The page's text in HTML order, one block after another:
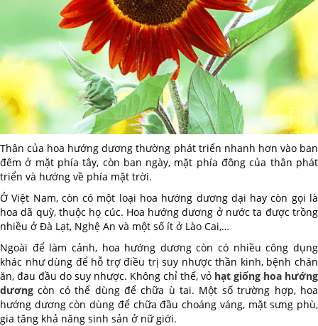
Thân của hoa hướng dương thường phát triển nhanh hơn vào ban
đêm ở mặt phía tây, còn ban ngày, mặt phía đông của thân phát
triển và hướng về phía mặt trời.
Ở Việt Nam, còn có một loại hoa hướng dương dại hay còn gọi là
hoa dã quỳ, thuộc họ cúc. Hoa hướng dương ở nước ta được trồng
nhiều ở Đà Lạt, Nghệ An và một số ít ở Lào Cai,…
Ngoài để làm cảnh, hoa hướng dương còn có nhiều công dụng
khác như dùng để hỗ trợ điều trị suy nhược thần kinh, bệnh chán
ăn, đau đầu do suy nhược. Không chỉ thế, vỏ hạt giống hoa hướng
dương còn có thể dùng để chữa ù tai. Một số trường hợp, hoa
hướng dương còn dùng để chữa đầu choáng váng, mặt sưng phù,
gia tăng khả năng sinh sản ở nữ giới.